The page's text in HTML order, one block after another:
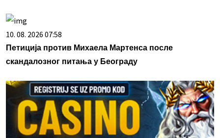
10. 08. 2026 07:58
Петиција против Михаела Мартенса после
скандалозног питања у Београду